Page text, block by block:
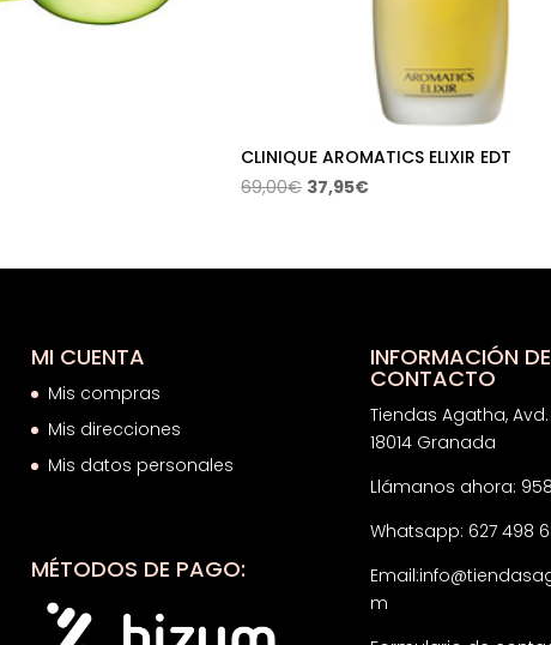
CLINIQUE AROMATICS ELIXIR EDT
69,00€ El
era:
37,95€El
es:
MI CUENTA
Mis compras
Mis direcciones
Mis datos personales
MÉTODOS DE PAGO:
INFORMACIÓN DE
CONTACTO
Tiendas Agatha, Avd.
18014 Granada
Llámanos ahora: 958
Whatsapp: 627 498
Email:
m